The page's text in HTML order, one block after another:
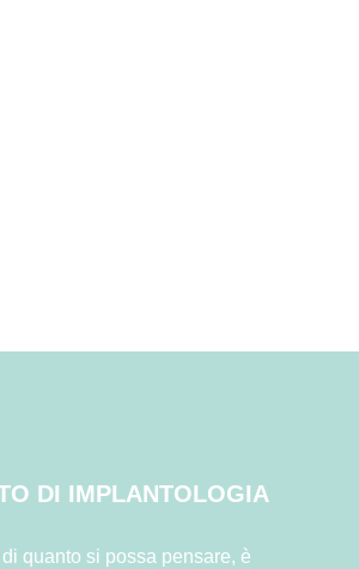
DI IMPLANTOLOGIA
quanto si possa pensare, è